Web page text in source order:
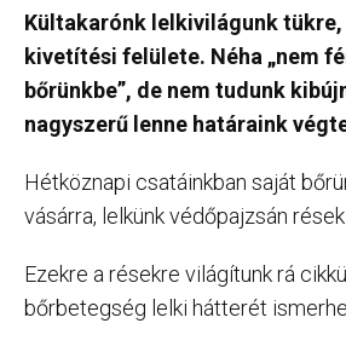
Kültakarónk lelkivilágunk
kivetítési felülete. Néha „nem
bőrünkbe”, de nem tudunk
nagyszerű lenne határaink
Hétköznapi csatáinkban saját
vásárra, lelkünk védőpajzsán
Ezekre a résekre világítunk rá
bőrbetegség lelki hátterét